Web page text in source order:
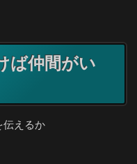
ば仲間がい
伝えるか